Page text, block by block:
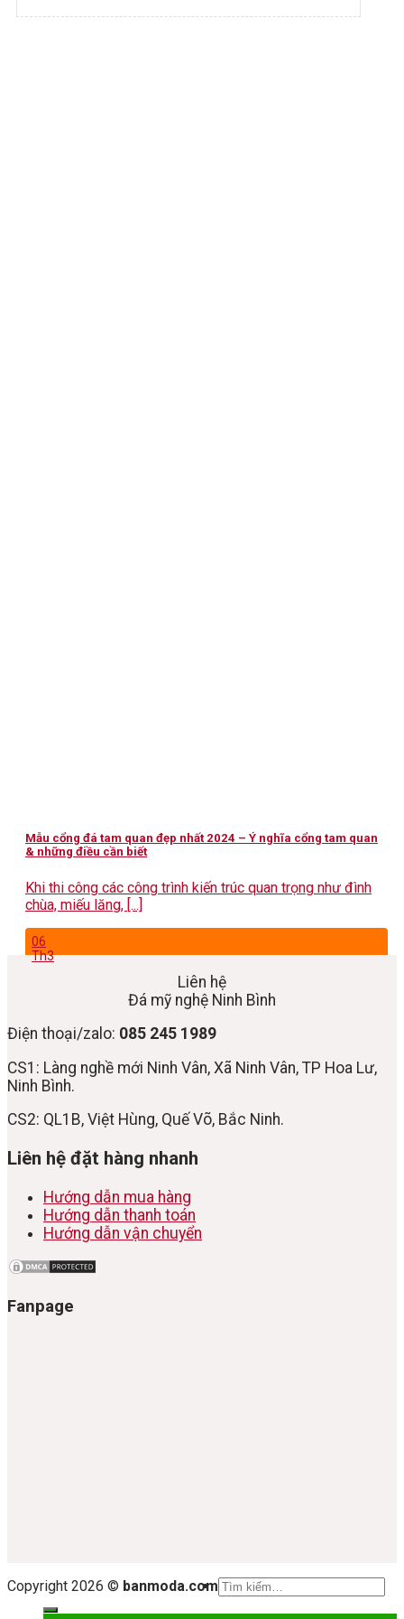
Mẫu cổng đá tam quan đẹp nhất 2024 – Ý nghĩa cổng tam quan
& những điều cần biết
Khi thi công các công trình kiến trúc quan trọng như đình
chùa, miếu lăng, [...]
06
Th3
Liên hệ
Đá mỹ nghệ Ninh Bình
Điện thoại/zalo: 085 245 1989
CS1: Làng nghề mới Ninh Vân, Xã Ninh Vân, TP Hoa Lư,
Ninh Bình.
CS2: QL1B, Việt Hùng, Quế Võ, Bắc Ninh.
Liên hệ đặt hàng nhanh
Hướng dẫn mua hàng
Hướng dẫn thanh toán
Hướng dẫn vận chuyển
Fanpage
Copyright 2026 © banmoda.com Tìm
kiếm: